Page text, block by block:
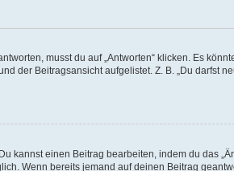
musst du auf „Antworten“ klicken. Es
der Beitragsansicht aufgelistet. Z. B. „Du darfst
kannst einen Beitrag bearbeiten, indem du das
Wenn bereits jemand auf deinen Beitrag